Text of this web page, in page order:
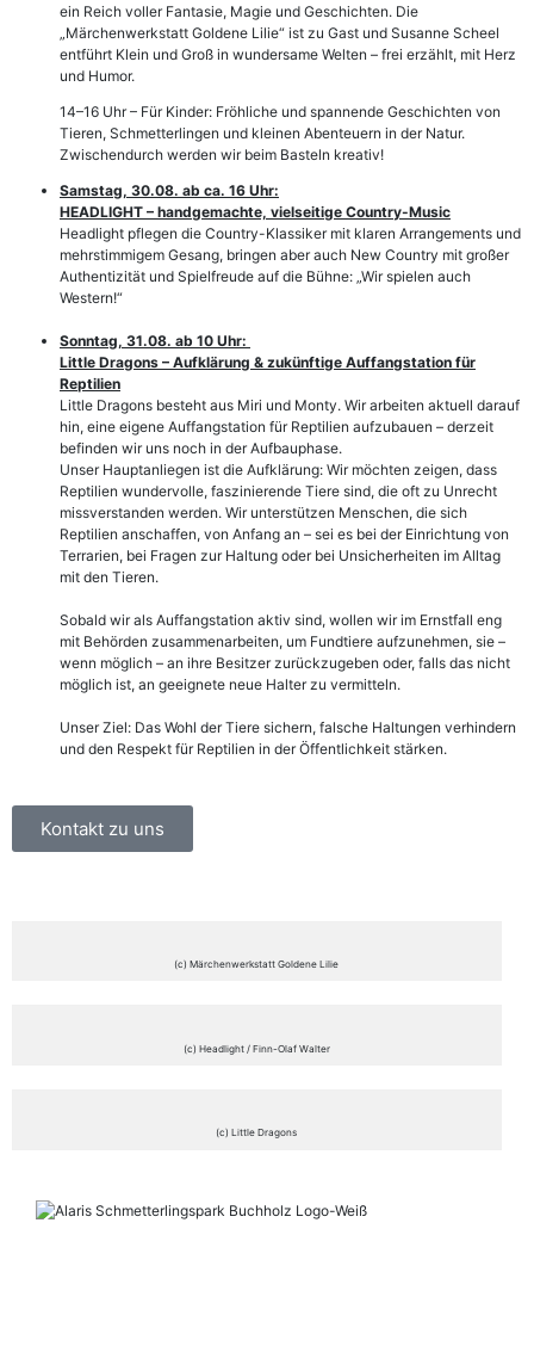
ein Reich voller Fantasie, Magie und Geschichten. Die
„Märchenwerkstatt Goldene Lilie“ ist zu Gast und Susanne Scheel
entführt Klein und Groß in wundersame Welten – frei erzählt, mit Herz
und Humor.
14–16 Uhr – Für Kinder: Fröhliche und spannende Geschichten von
Tieren, Schmetterlingen und kleinen Abenteuern in der Natur.
Zwischendurch werden wir beim Basteln kreativ!
Samstag, 30.08. ab ca. 16 Uhr:
HEADLIGHT – handgemachte, vielseitige Country-Music
Headlight pflegen die Country-Klassiker mit klaren Arrangements und
mehrstimmigem Gesang, bringen aber auch New Country mit großer
Authentizität und Spielfreude auf die Bühne: „Wir spielen auch
Western!“
Sonntag, 31.08. ab 10 Uhr:
Little Dragons – Aufklärung & zukünftige Auffangstation für
Reptilien
Little Dragons besteht aus Miri und Monty. Wir arbeiten aktuell darauf
hin, eine eigene Auffangstation für Reptilien aufzubauen – derzeit
befinden wir uns noch in der Aufbauphase.
Unser Hauptanliegen ist die Aufklärung: Wir möchten zeigen, dass
Reptilien wundervolle, faszinierende Tiere sind, die oft zu Unrecht
missverstanden werden. Wir unterstützen Menschen, die sich
Reptilien anschaffen, von Anfang an – sei es bei der Einrichtung von
Terrarien, bei Fragen zur Haltung oder bei Unsicherheiten im Alltag
mit den Tieren.
Sobald wir als Auffangstation aktiv sind, wollen wir im Ernstfall eng
mit Behörden zusammenarbeiten, um Fundtiere aufzunehmen, sie –
wenn möglich – an ihre Besitzer zurückzugeben oder, falls das nicht
möglich ist, an geeignete neue Halter zu vermitteln.
Unser Ziel: Das Wohl der Tiere sichern, falsche Haltungen verhindern
und den Respekt für Reptilien in der Öffentlichkeit stärken.
Kontakt zu uns
(c) Märchenwerkstatt Goldene Lilie
(c) Headlight / Finn-Olaf Walter
(c) Little Dragons